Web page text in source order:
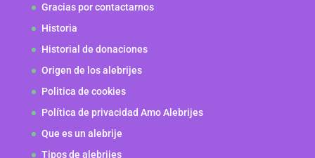
Gracias por contactarnos
Historia
Historial de donaciones
Origen de los alebrijes
Politica de cookies
Política de privacidad Amo Alebrijes
Que es un alebrije
Tipos de alebrijes